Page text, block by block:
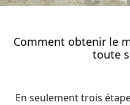
Comment obtenir le
toute
En seulement trois